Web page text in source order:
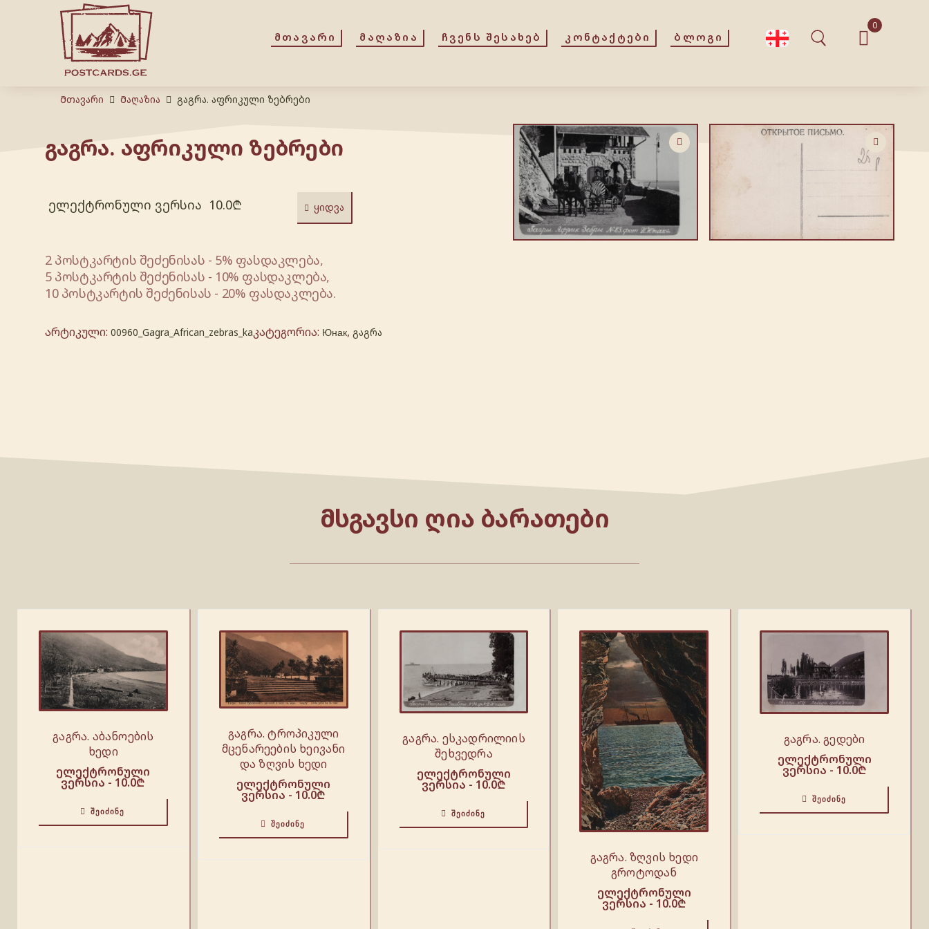
ᲛᲗᲐᲕᲐᲠᲘ ᲛᲐᲦᲐᲖᲘᲐ ᲩᲕᲔᲜᲡ ᲨᲔᲡᲐᲮᲔᲑ ᲙᲝᲜᲢᲐᲥᲢᲔᲑᲘ ᲑᲚᲝᲒᲘ
0
Მთავარი Მაღაზია გაგრა. აფრიკული ზებრები
გაგრა. აფრიკული ზებრები
ელექტრონული ვერსია 10.0₾ ᲧᲘᲓᲕᲐ
2 პოსტკარტის შეძენისას - 5% ფასდაკლება,
5 პოსტკარტის შეძენისას - 10% ფასდაკლება,
10 პოსტკარტის შეძენისას - 20% ფასდაკლება.
არტიკული: 00960_Gagra_African_zebras_kaკატეგორია: Юнак, გაგრა
ᲛᲡᲒᲐᲕᲡᲘ ᲦᲘᲐ ᲑᲐᲠᲐᲗᲔᲑᲘ
გაგრა. აბანოების
ხედი
ელექტრონული
ვერსია - 10.0₾
ᲨᲔᲘᲫᲘᲜᲔ
გაგრა. ტროპიკული
მცენარეების ხეივანი
და ზღვის ხედი
ელექტრონული
ვერსია - 10.0₾
ᲨᲔᲘᲫᲘᲜᲔ
გაგრა. ესკადრილიის
შეხვედრა
ელექტრონული
ვერსია - 10.0₾
ᲨᲔᲘᲫᲘᲜᲔ
გაგრა. ზღვის ხედი
გროტოდან
ელექტრონული
ვერსია - 10.0₾
გაგრა. გედები
ელექტრონული
ვერსია - 10.0₾
ᲨᲔᲘᲫᲘᲜᲔ